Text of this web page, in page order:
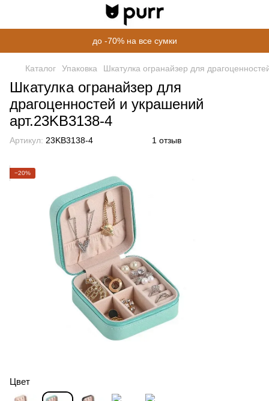
до -70% на все сумки
Каталог Упаковка Шкатулка огранайзер для
Шкатулка огранайзер для
драгоценностей и украшений
арт.23KB3138-4
Артикул: 23KB3138-4 1 отзыв
−20%
Цвет